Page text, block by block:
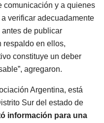
comunicación y a quienes
verificar adecuadamente
de publicar
respaldo en ellos,
constituye un deber
agregaron.
Argentina, está
Sur del estado de
información para una